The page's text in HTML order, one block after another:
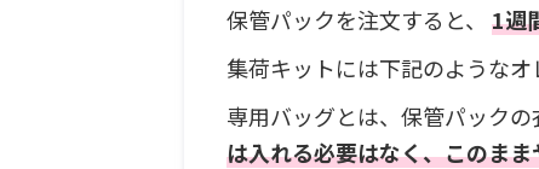
保管パックを注文すると、 1週
集荷キットには下記のような
専用バッグとは、保管パック
は入れる必要はなく、このま